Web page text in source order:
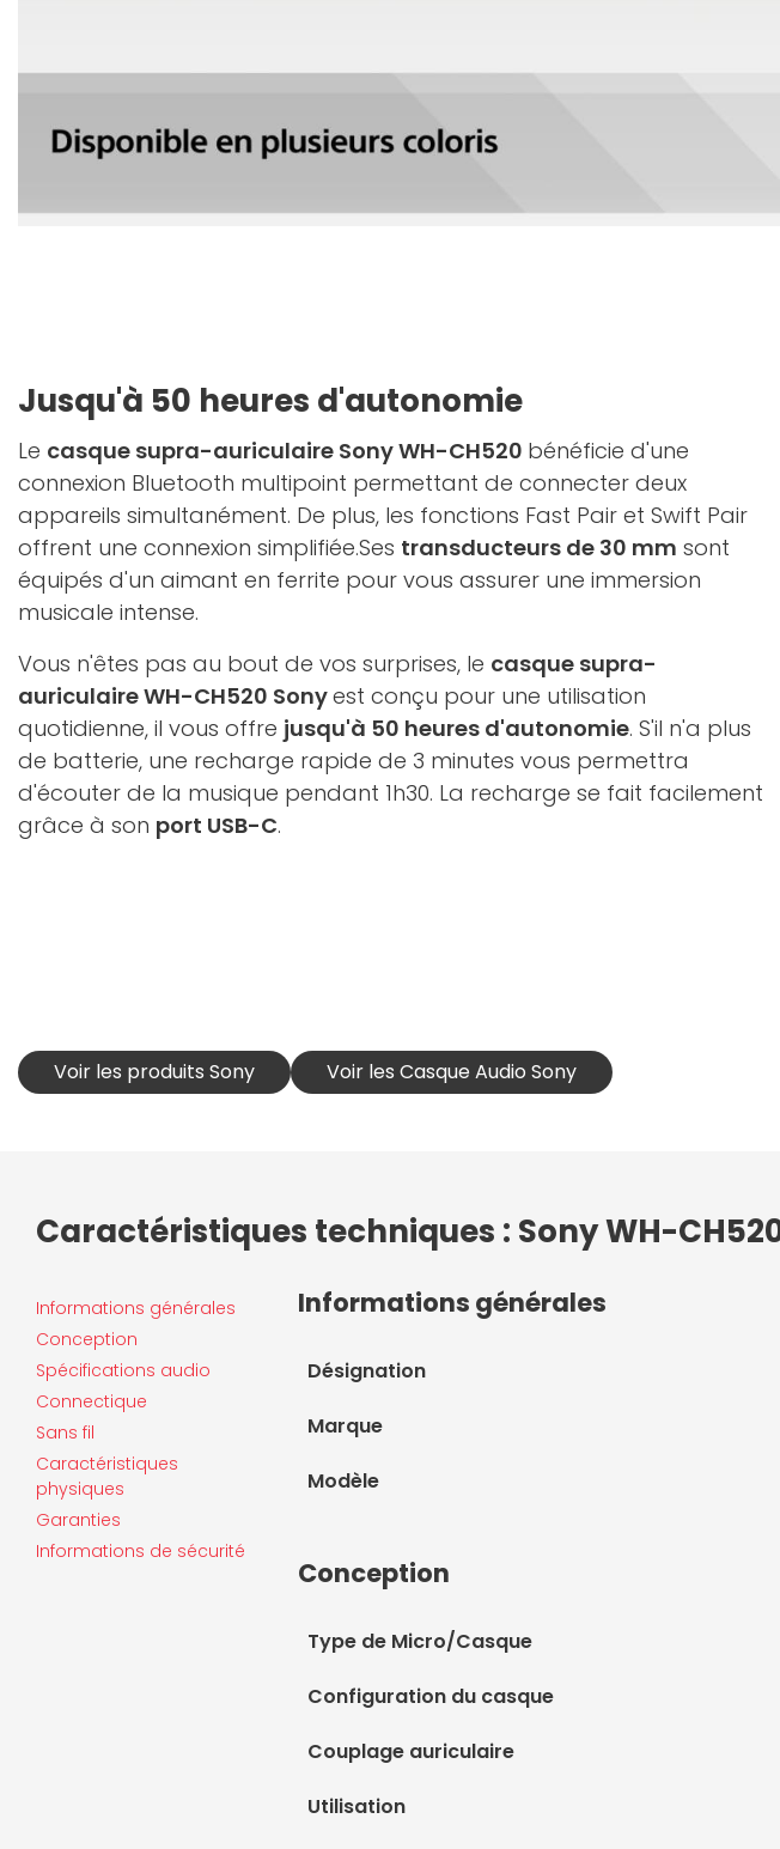
Jusqu'à 50 heures d'autonomie
Le casque supra-auriculaire Sony WH-CH520 bénéficie d'une
connexion Bluetooth multipoint permettant de connecter deux
appareils simultanément. De plus, les fonctions Fast Pair et Swift Pair
offrent une connexion simplifiée.Ses transducteurs de 30 mm sont
équipés d'un aimant en ferrite pour vous assurer une immersion
musicale intense.
Vous n'êtes pas au bout de vos surprises, le casque supra-
auriculaire WH-CH520 Sonyest conçu pour une utilisation
quotidienne, il vous offre jusqu'à 50 heures d'autonomie. S'il n'a plus
de batterie, une recharge rapide de 3 minutes vous permettra
d'écouter de la musique pendant 1h30. La recharge se fait facilement
grâce à son port USB-C.
Voir les produits Sony Voir les Casque Audio Sony
Caractéristiques techniques : Sony WH-
Informations générales
Conception
Spécifications audio
Connectique
Sans fil
Caractéristiques
physiques
Garanties
Informations de sécurité
Informations générales
Désignation
Marque
Modèle
Conception
Type de Micro/Casque
Configuration du casque
Couplage auriculaire
Utilisation